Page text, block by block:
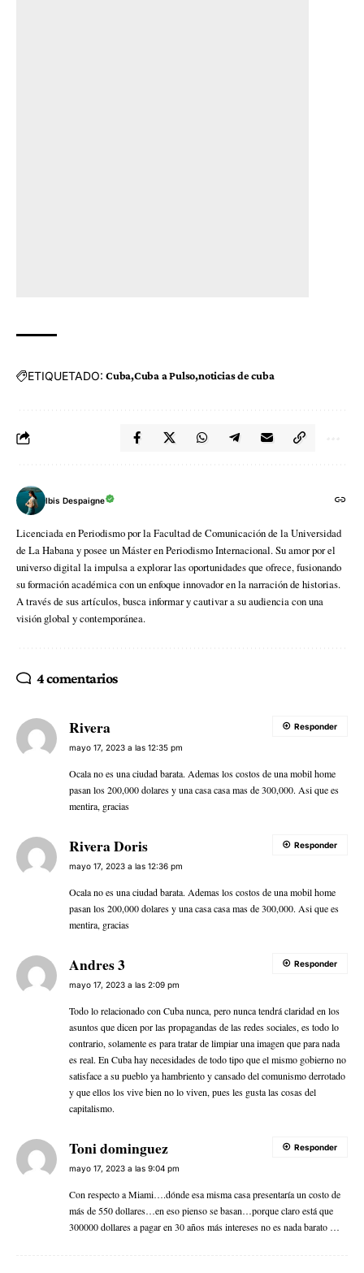
ETIQUETADO: Cuba Cuba a Pulso noticias de cuba
Ibis Despaigne
Licenciada en Periodismo por la Facultad de Comunicación de la Universidad
de La Habana y posee un Máster en Periodismo Internacional. Su amor por el
universo digital la impulsa a explorar las oportunidades que ofrece, fusionando
su formación académica con un enfoque innovador en la narración de historias.
A través de sus artículos, busca informar y cautivar a su audiencia con una
visión global y contemporánea.
4 comentarios
Rivera
mayo 17, 2023 a las 12:35 pm
Ocala no es una ciudad barata. Ademas los costos de una mobil home
pasan los 200,000 dolares y una casa casa mas de 300,000. Asi que es
mentira, gracias
Responder
Rivera Doris
mayo 17, 2023 a las 12:36 pm
Ocala no es una ciudad barata. Ademas los costos de una mobil home
pasan los 200,000 dolares y una casa casa mas de 300,000. Asi que es
mentira, gracias
Responder
Andres 3
mayo 17, 2023 a las 2:09 pm
Todo lo relacionado con Cuba nunca, pero nunca tendrá claridad en los
asuntos que dicen por las propagandas de las redes sociales, es todo lo
contrario, solamente es para tratar de limpiar una imagen que para nada
es real. En Cuba hay necesidades de todo tipo que el mismo gobierno no
satisface a su pueblo ya hambriento y cansado del comunismo derrotado
y que ellos los vive bien no lo viven, pues les gusta las cosas del
capitalismo.
Responder
Toni dominguez
mayo 17, 2023 a las 9:04 pm
Con respecto a Miami….dónde esa misma casa presentaría un costo de
más de 550 dollares…en eso pienso se basan…porque claro está que
300000 dollares a pagar en 30 años más intereses no es nada barato …
Responder